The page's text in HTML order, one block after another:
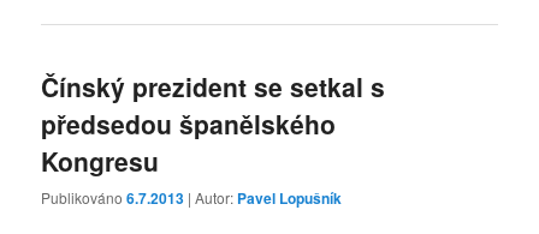
Čínský prezident se setkal s
předsedou španělského
Kongresu
Publikováno6.7.2013 | Autor: Pavel Lopušník